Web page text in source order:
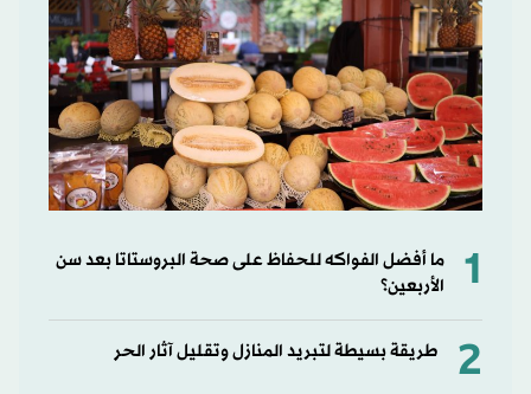
1
ما أفضل الفواكه للحفاظ على صحة البروستاتا بعد سن
الأربعين؟
2 طريقة بسيطة لتبريد المنازل وتقليل آثار الحر